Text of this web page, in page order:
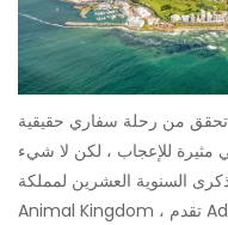
مثيرة للإعجاب ، لكن لا شيء
السنوية العشرين لمملكة
Animal Kingdom ، تقدم Adventures by Disney عرضًا شاملاً لمدة